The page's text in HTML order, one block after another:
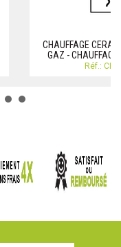
CHAUFFAGE
GAZ -
Réf.: